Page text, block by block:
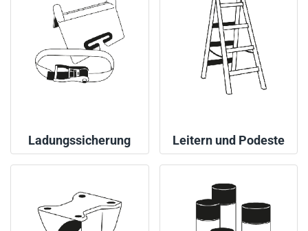
Ladungssicherung Leitern und Podeste